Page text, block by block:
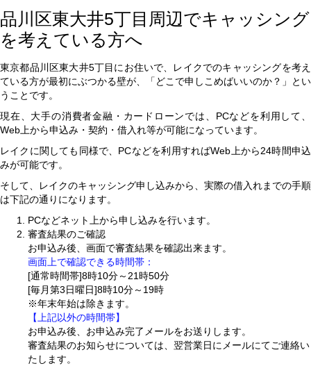
品川区東大井5丁目周辺でキャッシング
を考えている方へ
東京都品川区東大井5丁目にお住いで、レイクでのキャッシングを考え
ている方が最初にぶつかる壁が、「どこで申しこめばいいのか？」とい
うことです。
現在、大手の消費者金融・カードローンでは、PCなどを利用して、
Web上から申込み・契約・借入れ等が可能になっています。
レイクに関しても同様で、PCなどを利用すればWeb上から24時間申込
みが可能です。
そして、レイクのキャッシング申し込みから、実際の借入れまでの手順
は下記の通りになります。
PCなどネット上から申し込みを行います。
審査結果のご確認
お申込み後、画面で審査結果を確認出来ます。
画面上で確認できる時間帯：
[通常時間帯]8時10分～21時50分
[毎月第3日曜日]8時10分～19時
※年末年始は除きます。
【上記以外の時間帯】
お申込み後、お申込み完了メールをお送りします。
審査結果のお知らせについては、翌営業日にメールにてご連絡い
たします。